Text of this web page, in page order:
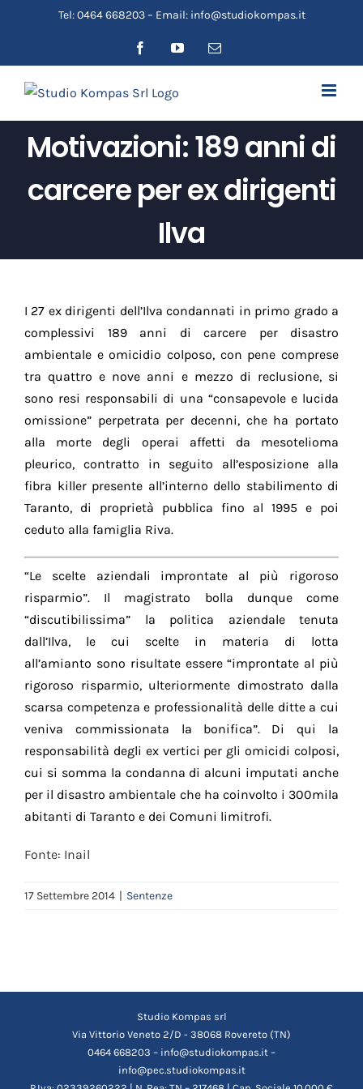
Tel: 0464 668203 – Email: info@studiokompas.it
FacebookYouTubeEmail
Motivazioni: 189 anni di
carcere per ex dirigenti
Ilva
I 27 ex dirigenti dell’Ilva condannati in primo grado a
complessivi 189 anni di carcere per disastro
ambientale e omicidio colposo, con pene comprese
tra quattro e nove anni e mezzo di reclusione, si
sono resi responsabili di una “consapevole e lucida
omissione” perpetrata per decenni, che ha portato
alla morte degli operai affetti da mesotelioma
pleurico, contratto in seguito all’esposizione alla
fibra killer presente all’interno dello stabilimento di
Taranto, di proprietà pubblica fino al 1995 e poi
ceduto alla famiglia Riva.
“Le scelte aziendali improntate al più rigoroso
risparmio”. Il magistrato bolla dunque come
“discutibilissima” la politica aziendale tenuta
dall’Ilva, le cui scelte in materia di lotta
all’amianto sono risultate essere “improntate al più
rigoroso risparmio, ulteriormente dimostrato dalla
scarsa competenza e professionalità delle ditte a cui
veniva commissionata la bonifica”. Di qui la
responsabilità degli ex vertici per gli omicidi colposi,
cui si somma la condanna di alcuni imputati anche
per il disastro ambientale che ha coinvolto i 300mila
abitanti di Taranto e dei Comuni limitrofi.
Fonte: Inail
17 Settembre 2014 | Sentenze
Studio Kompas srl
Via Vittorio Veneto 2/D - 38068 Rovereto (TN)
0464 668203 – info@studiokompas.it –
info@pec.studiokompas.it